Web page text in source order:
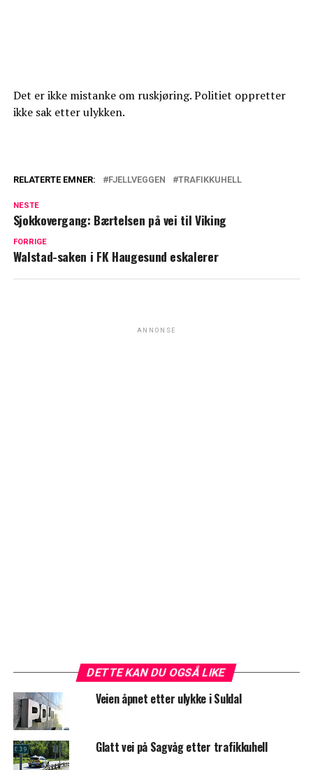
Det er ikke mistanke om ruskjøring. Politiet oppretter
ikke sak etter ulykken.
RELATERTE EMNER: FJELLVEGGEN TRAFIKKUHELL
NESTE
Sjokkovergang: Bærtelsen på vei til Viking
FORRIGE
Walstad-saken i FK Haugesund eskalerer
ANNONSE
DETTE KAN DU OGSÅ LIKE
Veien åpnet etter ulykke i Suldal
Glatt vei på Sagvåg etter trafikkuhell